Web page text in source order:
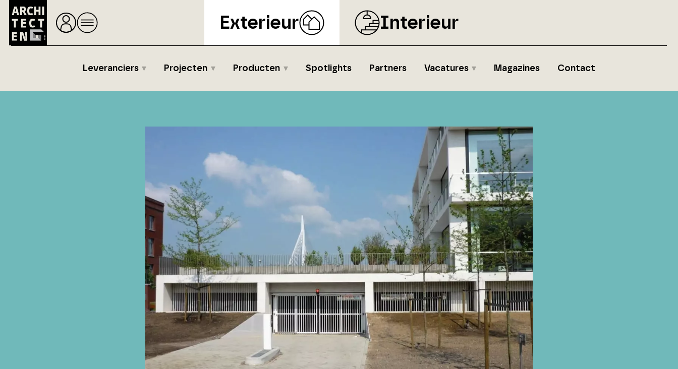
Exterieur Interieur
Leveranciers Projecten Producten Spotlights Partners Vacatures Magazines Contact